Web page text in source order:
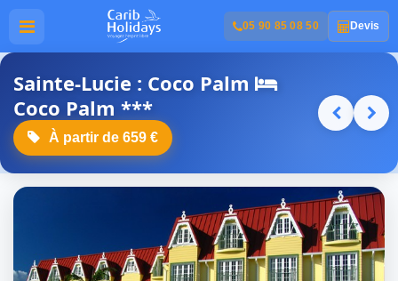
05 90 85 08 50 Devis
Sainte-Lucie : Coco Palm
Coco Palm ***
À partir de 659 €